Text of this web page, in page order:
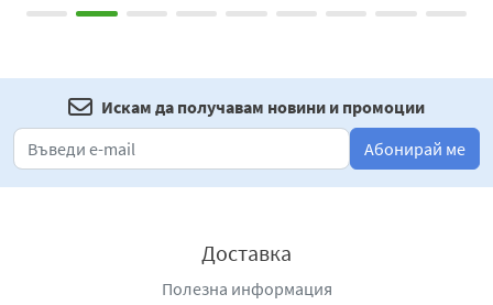
Искам да получавам новини и промоции
Абонирай ме
Доставка
Полезна информация